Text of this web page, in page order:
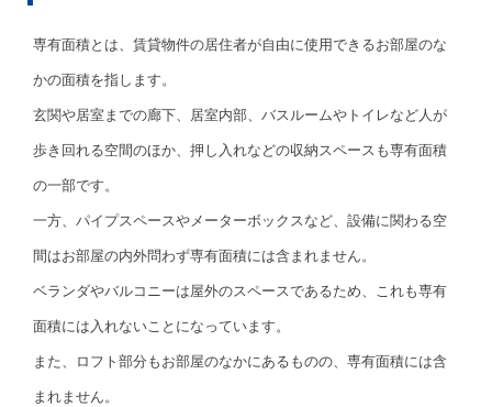
専有面積とは、賃貸物件の居住者が自由に使用できるお部屋のな
かの面積を指します。
玄関や居室までの廊下、居室内部、バスルームやトイレなど人が
歩き回れる空間のほか、押し入れなどの収納スペースも専有面積
の一部です。
一方、パイプスペースやメーターボックスなど、設備に関わる空
間はお部屋の内外問わず専有面積には含まれません。
ベランダやバルコニーは屋外のスペースであるため、これも専有
面積には入れないことになっています。
また、ロフト部分もお部屋のなかにあるものの、専有面積には含
まれません。